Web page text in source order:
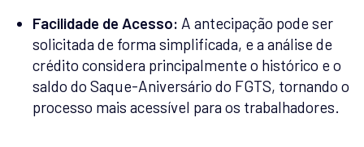
Facilidade de Acesso: A antecipação pode ser
solicitada de forma simplificada, e a análise de
crédito considera principalmente o histórico e o
saldo do Saque-Aniversário do FGTS, tornando o
processo mais acessível para os trabalhadores.